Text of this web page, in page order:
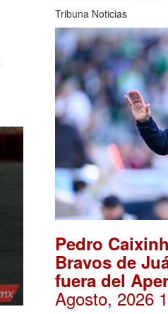
Tribuna Noticias
Pedro
Bravos de
fuera del
Agosto, 2026